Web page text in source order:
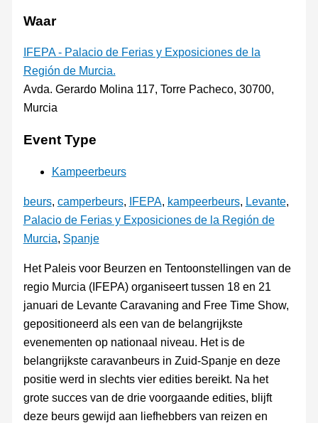
Waar
IFEPA - Palacio de Ferias y Exposiciones de la
Región de Murcia.
Avda. Gerardo Molina 117, Torre Pacheco, 30700,
Murcia
Event Type
Kampeerbeurs
beurs, camperbeurs, IFEPA, kampeerbeurs, Levante,
Palacio de Ferias y Exposiciones de la Región de
Murcia, Spanje
Het Paleis voor Beurzen en Tentoonstellingen van de
regio Murcia (IFEPA) organiseert tussen 18 en 21
januari de Levante Caravaning and Free Time Show,
gepositioneerd als een van de belangrijkste
evenementen op nationaal niveau. Het is de
belangrijkste caravanbeurs in Zuid-Spanje en deze
positie werd in slechts vier edities bereikt. Na het
grote succes van de drie voorgaande edities, blijft
deze beurs gewijd aan liefhebbers van reizen en